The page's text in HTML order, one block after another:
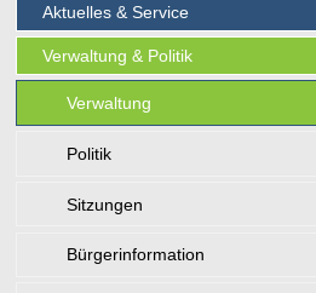
Aktuelles & Service
Verwaltung & Politik
Verwaltung
Politik
Sitzungen
Bürgerinformation